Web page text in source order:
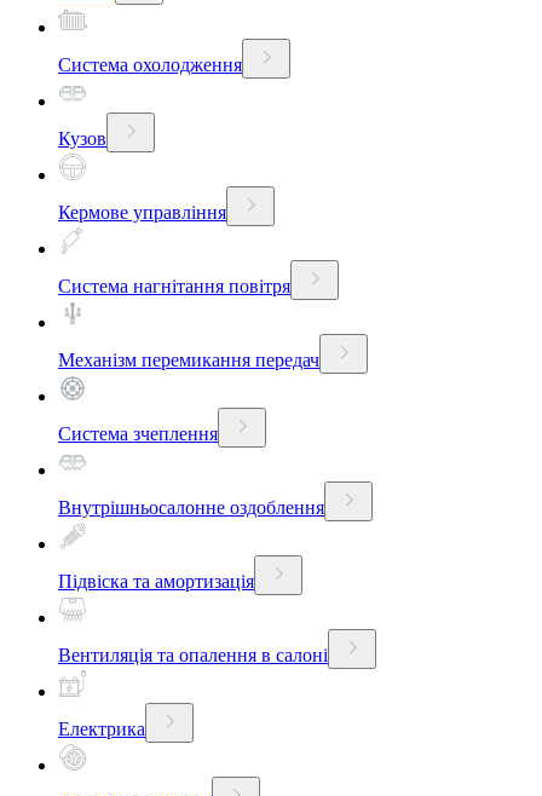
Система охолодження
Кузов
Кермове управління
Система нагнітання повітря
Механізм перемикання передач
Система зчеплення
Внутрішньосалонне оздоблення
Підвіска та амортизація
Вентиляція та опалення в салоні
Електрика